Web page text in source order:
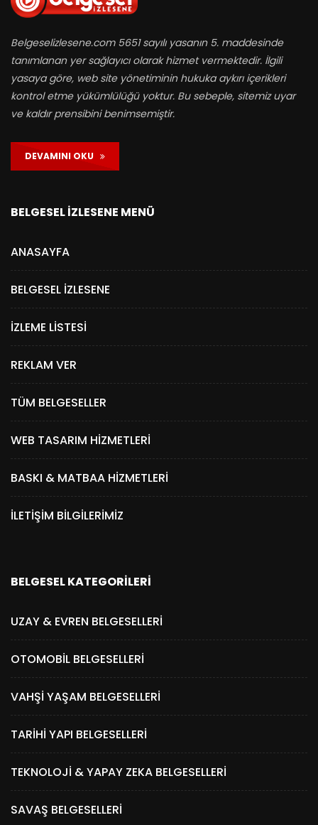
Belgeselizlesene.com 5651 sayılı yasanın 5. maddesinde
tanımlanan yer sağlayıcı olarak hizmet vermektedir. İlgili
yasaya göre, web site yönetiminin hukuka aykırı içerikleri
kontrol etme yükümlülüğü yoktur. Bu sebeple, sitemiz uyar
ve kaldır prensibini benimsemiştir.
DEVAMINI OKU
BELGESEL İZLESENE MENÜ
ANASAYFA
BELGESEL İZLESENE
İZLEME LISTESI
REKLAM VER
TÜM BELGESELLER
WEB TASARIM HIZMETLERI
BASKI & MATBAA HIZMETLERI
İLETIŞIM BILGILERIMIZ
BELGESEL KATEGORILERI
UZAY & EVREN BELGESELLERI
OTOMOBIL BELGESELLERI
VAHŞI YAŞAM BELGESELLERI
TARIHI YAPI BELGESELLERI
TEKNOLOJI & YAPAY ZEKA BELGESELLERI
SAVAŞ BELGESELLERI